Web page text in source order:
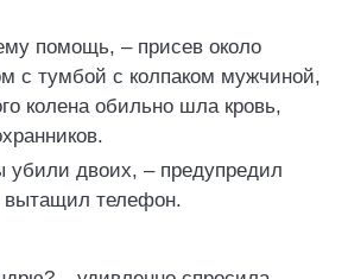
помощь, – присев около
с тумбой с колпаком мужчиной,
колена обильно шла кровь,
убили двоих, – предупредил
вытащил телефон.